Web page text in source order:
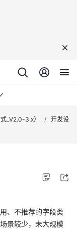
_V2.0-3.x） / 开发设
、不推荐的字段类
景较少，未大规模